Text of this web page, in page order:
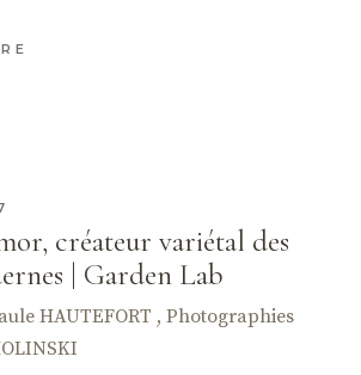
créateur variétal des
| Garden Lab
HAUTEFORT , Photographies